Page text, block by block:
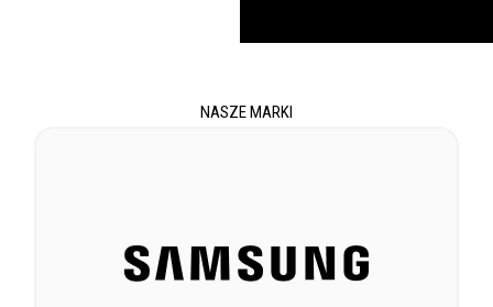
NASZE MARKI